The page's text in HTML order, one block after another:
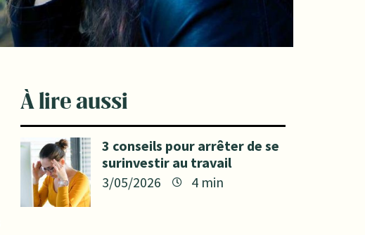
À lire aussi
3 conseils pour arrêter de se
surinvestir au travail
3/05/2026